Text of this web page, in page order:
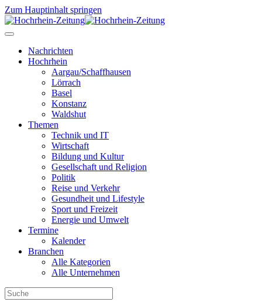
Zum Hauptinhalt springen
Nachrichten
Hochrhein
Aargau/Schaffhausen
Lörrach
Basel
Konstanz
Waldshut
Themen
Technik und IT
Wirtschaft
Bildung und Kultur
Gesellschaft und Religion
Politik
Reise und Verkehr
Gesundheit und Lifestyle
Sport und Freizeit
Energie und Umwelt
Termine
Kalender
Branchen
Alle Kategorien
Alle Unternehmen